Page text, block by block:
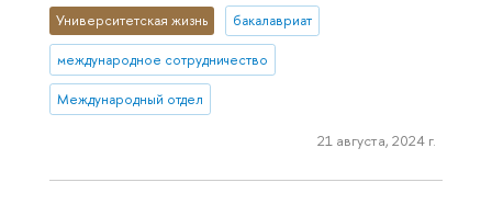
Университетская жизнь бакалавриат
международное сотрудничество
Международный отдел
21 августа, 2024 г.